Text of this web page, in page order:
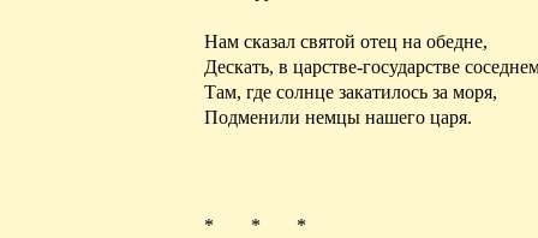
Нам сказал святой отец на обедне,
Дескать, в царстве-государстве
Там, где солнце закатилось за моря,
Подменили немцы нашего царя.
* * *